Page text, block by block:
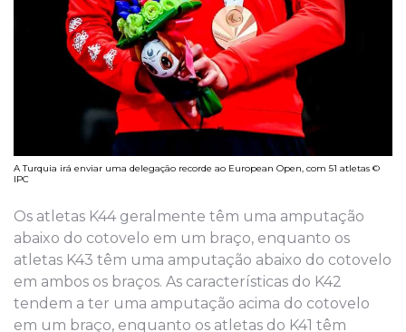
A Turquia irá enviar uma delegação recorde ao European Open, com 51 atletas ©
IPC
Os atletas K44 geralmente têm uma amputação
abaixo do cotovelo em um braço, enquanto os
atletas K43 têm uma amputação abaixo do cotovelo
em ambos os braços. As características do K42
tendem a ter uma amputação acima do cotovelo
em um braço, enquanto os atletas do K41 têm